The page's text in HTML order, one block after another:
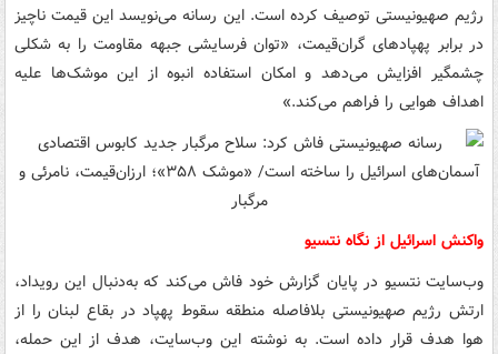
رژیم صهیونیستی توصیف کرده است. این رسانه می‌نویسد این قیمت ناچیز
در برابر پهپادهای گران‌قیمت، «توان فرسایشی جبهه مقاومت را به شکلی
چشمگیر افزایش می‌دهد و امکان استفاده انبوه از این موشک‌ها علیه
اهداف هوایی را فراهم می‌کند.»
واکنش اسرائیل از نگاه نتسیو
وب‌سایت نتسیو در پایان گزارش خود فاش می‌کند که به‌دنبال این رویداد،
ارتش رژیم صهیونیستی بلافاصله منطقه سقوط پهپاد در بقاع لبنان را از
هوا هدف قرار داده است. به نوشته این وب‌سایت، هدف از این حمله،